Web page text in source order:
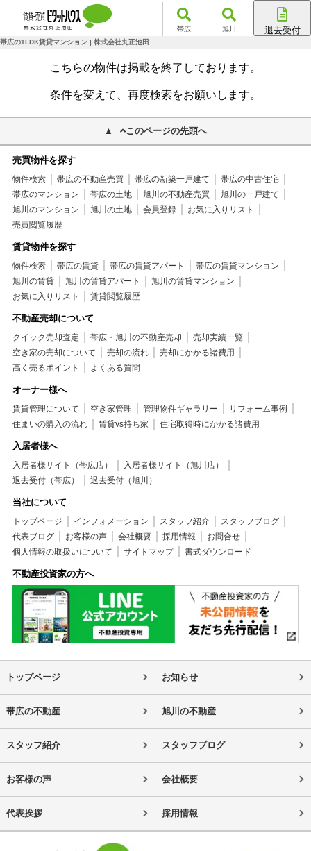
帯広 旭川 退去受付
帯広の1LDK賃貸マンション | 株式会社丸正池田
こちらの物件は掲載を終了しております。
条件を変えて、再度検索をお願いします。
このページの先頭へ
売買物件を探す
物件検索 帯広の不動産売買 帯広の新築一戸建て
帯広の中古住宅
帯広のマンション
帯広の土地 旭川の不動産売買
旭川の一戸建て
旭川のマンション
旭川の土地 会員登録
お気に入りリスト
売買閲覧履歴
賃貸物件を探す
物件検索 帯広の賃貸 帯広の賃貸アパート
帯広の賃貸マンション
旭川の賃貸
旭川の賃貸アパート
旭川の賃貸マンション
お気に入りリスト
賃貸閲覧履歴
不動産売却について
クイック売却査定 帯広・旭川の不動産売却
売却実績一覧
空き家の売却について
売却の流れ
売却にかかる諸費用
高く売るポイント
よくある質問
オーナー様へ
賃貸管理について 空き家管理 管理物件ギャラリー
リフォーム事例
住まいの購入の流れ
賃貸vs持ち家 住宅取得時にかかる諸費用
入居者様へ
入居者様サイト（帯広店）
入居者様サイト（旭川店）
退去受付（帯広）
退去受付（旭川）
当社について
トップページ インフォメーション スタッフ紹介
スタッフブログ
代表ブログ
お客様の声 会社概要 採用情報
お問合せ
個人情報の取扱いについて
サイトマップ 書式ダウンロード
不動産投資家の方へ
トップページ お知らせ
帯広の不動産 旭川の不動産
スタッフ紹介 スタッフブログ
お客様の声 会社概要
代表挨拶 採用情報